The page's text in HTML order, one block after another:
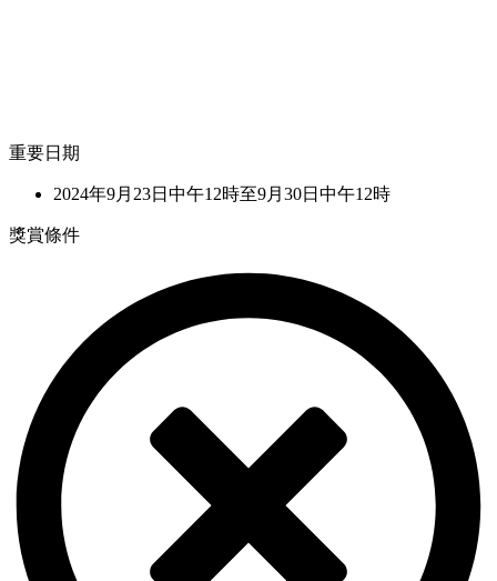
重要日期
2024年9月23日中午12時至9月30日中午12時
獎賞條件